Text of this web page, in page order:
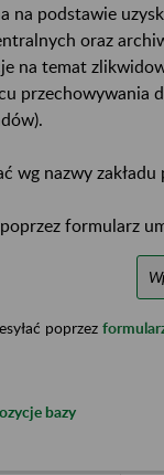
na podstawie
oraz
na temat
przechowywania
wg nazwy zakładu
formularz
poprzez
bazy